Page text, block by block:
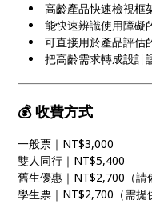
高齡產品快速檢視框
能快速辨識使用障礙
可直接用於產品評估
把高齡需求轉成設計
💰 收費方式
一般票｜NT$3,000
雙人同行｜NT$5,400
舊生優惠｜NT$2,700（請
學生票｜NT$2,700（需提